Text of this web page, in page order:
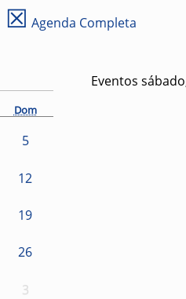
☒ Agenda Completa
Dom
5
12
19
26
3
Eventos